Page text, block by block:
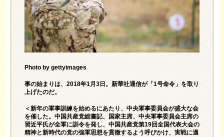
Photo by gettyimages
事の始まりは、2018年1月3日。新華社通信が「1号命令」を取り
上げたのだ。
＜新年の軍事訓練を始めるにあたり、中央軍事委員会が盛大な会
を催した。中国共産党総書記、国家主席、中央軍事委員会主席の
習近平氏が全軍に訓令を発し、中国共産党第19回全国代表大会の
精神と新時代の党の強軍思想を貫徹するよう呼びかけ、実戦に適